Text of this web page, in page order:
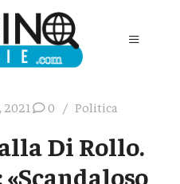
2021 0 Politica
Di Rollo.